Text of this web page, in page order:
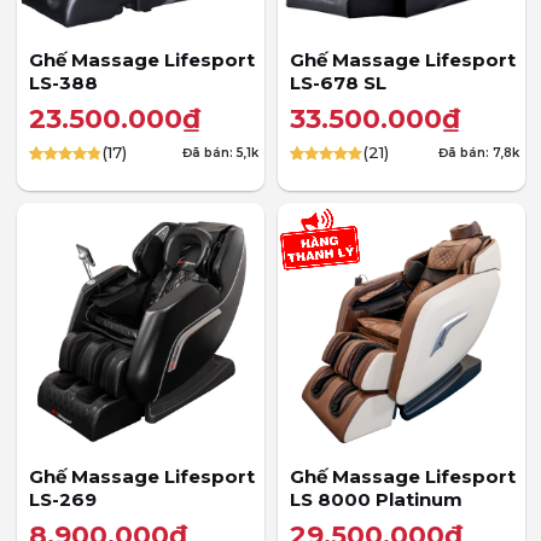
Ghế Massage Lifesport
LS-388
23.500.000₫
dựa trên
(17) Đã bán: 5,1k
Ghế Massage Lifesport
LS-678 SL
33.500.000₫
dựa trên
(21) Đã bán: 7,8k
Ghế Massage Lifesport
LS-269
Ghế Massage Lifesport
LS 8000 Platinum